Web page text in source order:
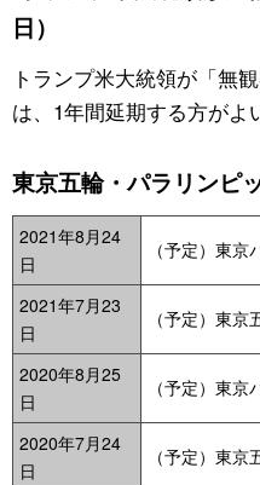
日）
トランプ米大統領が「無
は、1年間延期する方が
東京五輪・パラリン
2021年8月24
日
（予定）東
2021年7月23
日
（予定）東京
2020年8月25
日
（予定）東
2020年7月24
日
（予定）東